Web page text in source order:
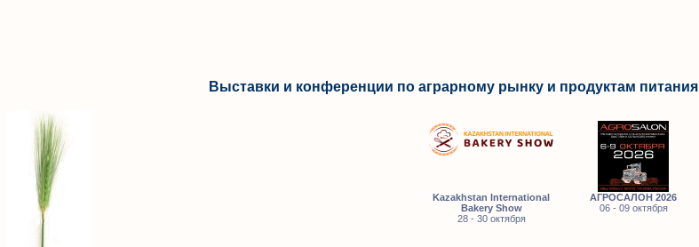
Выставки и конференции по аграрному рынку и продуктам питания
Kazakhstan International
Bakery Show
28 - 30 октября
АГРОСАЛОН 2026
06 - 09 октября